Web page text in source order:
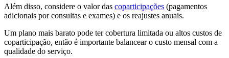
Além disso, considere o valor das coparticipações (pagamentos
adicionais por consultas e exames) e os reajustes anuais.
Um plano mais barato pode ter cobertura limitada ou altos custos de
coparticipação, então é importante balancear o custo mensal com a
qualidade do serviço.